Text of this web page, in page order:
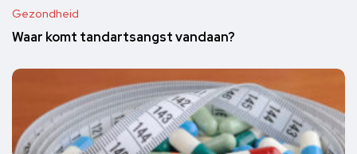
Gezondheid
Waar komt tandartsangst vandaan?